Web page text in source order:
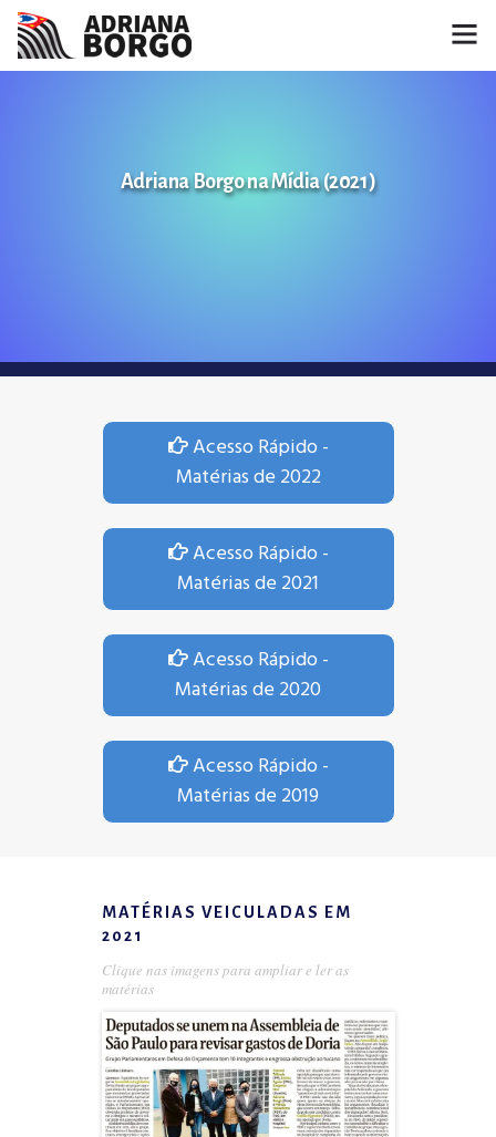
Adriana Borgo na Mídia (2021)
Acesso Rápido -
Matérias de 2022
Acesso Rápido -
Matérias de 2021
Acesso Rápido -
Matérias de 2020
Acesso Rápido -
Matérias de 2019
MATÉRIAS VEICULADAS EM
2021
Clique nas imagens para ampliar e ler as
matérias